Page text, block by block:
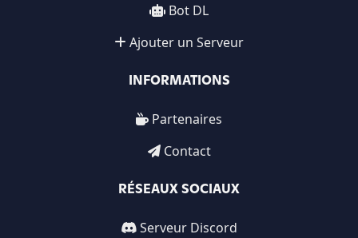
Bot DL
Ajouter un Serveur
INFORMATIONS
Partenaires
Contact
RÉSEAUX SOCIAUX
Serveur Discord